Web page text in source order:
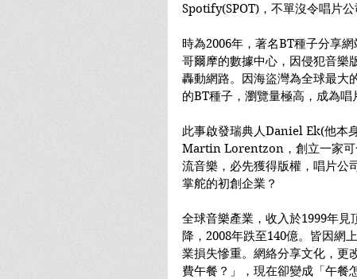
Spotify(SPOT)，不單沒令唱片
時為2006年，著名BT種子分享
哥爾摩的數據中心，因侵犯音樂
轟動網路。因海盜灣為全球最大
的BT種子，瀏覽量極高，成為唱
此事啟發瑞典人Daniel Ek(他本
Martin Lorentzon，創立一家可
流音樂，必先獲得版權，唱片公
掌舵的初創企業？
全球音樂產業，收入於1999年
降，2008年跌至140億。皆因網
業損失慘重。網絡分享文化，更
費午餐？」，現在卻變成「午餐